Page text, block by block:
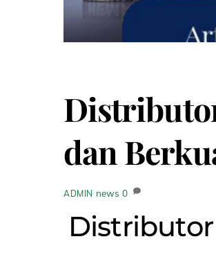
dan
ADMIN news 0